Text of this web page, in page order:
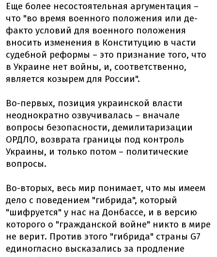
Еще более несостоятельная аргументация –
что "во время военного положения или де-
факто условий для военного положения
вносить изменения в Конституцию в части
судебной реформы – это признание того, что
в Украине нет войны, и, соответственно,
является козырем для России".
Во-первых, позиция украинской власти
неоднократно озвучивалась – вначале
вопросы безопасности, демилитаризации
ОРДЛО, возврата границы под контроль
Украины, и только потом – политические
вопросы.
Во-вторых, весь мир понимает, что мы имеем
дело с поведением "гибрида", который
"шифруется" у нас на Донбассе, и в версию
которого о "гражданской войне" никто в мире
не верит. Против этого "гибрида" страны G7
единогласно высказались за продление